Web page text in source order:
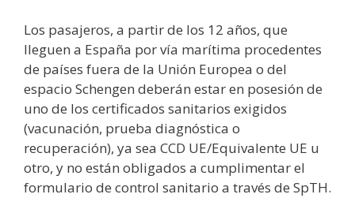
Los pasajeros, a partir de los 12 años, que
lleguen a España por vía marítima procedentes
de países fuera de la Unión Europea o del
espacio Schengen deberán estar en posesión de
uno de los certificados sanitarios exigidos
(vacunación, prueba diagnóstica o
recuperación), ya sea CCD UE/Equivalente UE u
otro, y no están obligados a cumplimentar el
formulario de control sanitario a través de SpTH.